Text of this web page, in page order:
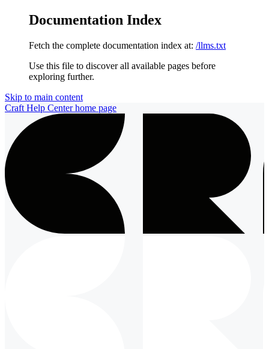
Documentation Index
Fetch the complete documentation index at: /llms.txt
Use this file to discover all available pages before
exploring further.
Skip to main content
Craft Help Centerhome page